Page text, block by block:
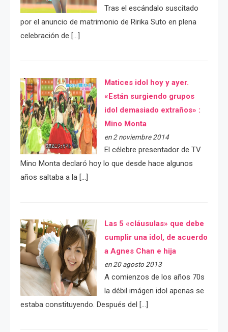
Tras el escándalo suscitado
por el anuncio de matrimonio de Ririka Suto en plena
celebración de […]
Matices idol hoy y ayer.
«Están surgiendo grupos
idol demasiado extraños» :
Mino Monta
en 2 noviembre 2014
El célebre presentador de TV
Mino Monta declaró hoy lo que desde hace algunos
años saltaba a la […]
Las 5 «cláusulas» que debe
cumplir una idol, de acuerdo
a Agnes Chan e hija
en 20 agosto 2013
A comienzos de los años 70s
la débil imágen idol apenas se
estaba constituyendo. Después del […]